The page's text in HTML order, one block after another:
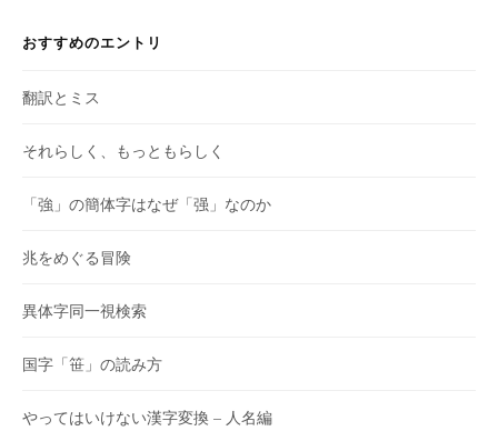
おすすめのエントリ
翻訳とミス
それらしく、もっともらしく
「強」の簡体字はなぜ「强」なのか
兆をめぐる冒険
異体字同一視検索
国字「笹」の読み方
やってはいけない漢字変換 – 人名編